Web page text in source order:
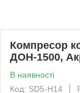
Компресор
ДОН-1500,
В наявності
Код: SD5-H14